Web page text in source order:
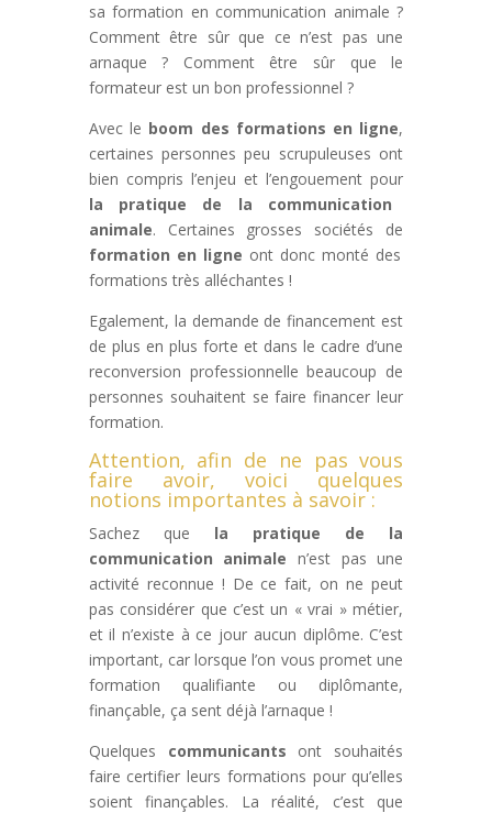
sa formation en communication animale ?
Comment être sûr que ce n’est pas une
arnaque ? Comment être sûr que le
formateur est un bon professionnel ?
Avec le boom des formations en ligne,
certaines personnes peu scrupuleuses ont
bien compris l’enjeu et l’engouement pour
la pratique de la communication
animale. Certaines grosses sociétés de
formation en ligne ont donc monté des
formations très alléchantes !
Egalement, la demande de financement est
de plus en plus forte et dans le cadre d’une
reconversion professionnelle beaucoup de
personnes souhaitent se faire financer leur
formation.
Attention, afin de ne pas vous
faire avoir, voici quelques
notions importantes à savoir :
Sachez que la pratique de la
communication animale n’est pas une
activité reconnue ! De ce fait, on ne peut
pas considérer que c’est un « vrai » métier,
et il n’existe à ce jour aucun diplôme. C’est
important, car lorsque l’on vous promet une
formation qualifiante ou diplômante,
finançable, ça sent déjà l’arnaque !
Quelques communicants ont souhaités
faire certifier leurs formations pour qu’elles
soient finançables. La réalité, c’est que